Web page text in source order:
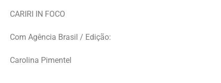
CARIRI IN FOCO
Com Agência Brasil / Edição:
Carolina Pimentel